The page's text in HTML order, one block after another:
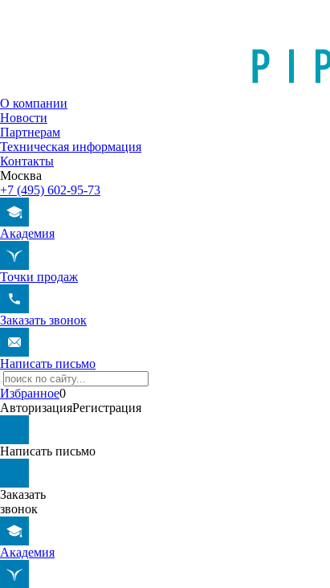
О компании
Новости
Партнерам
Техническая информация
Контакты
Москва
+7 (495) 602-95-73
Академия
Точки продаж
Заказать звонок
Написать письмо
Избранное0
АвторизацияРегистрация
Написать письмо
Заказать
звонок
Академия